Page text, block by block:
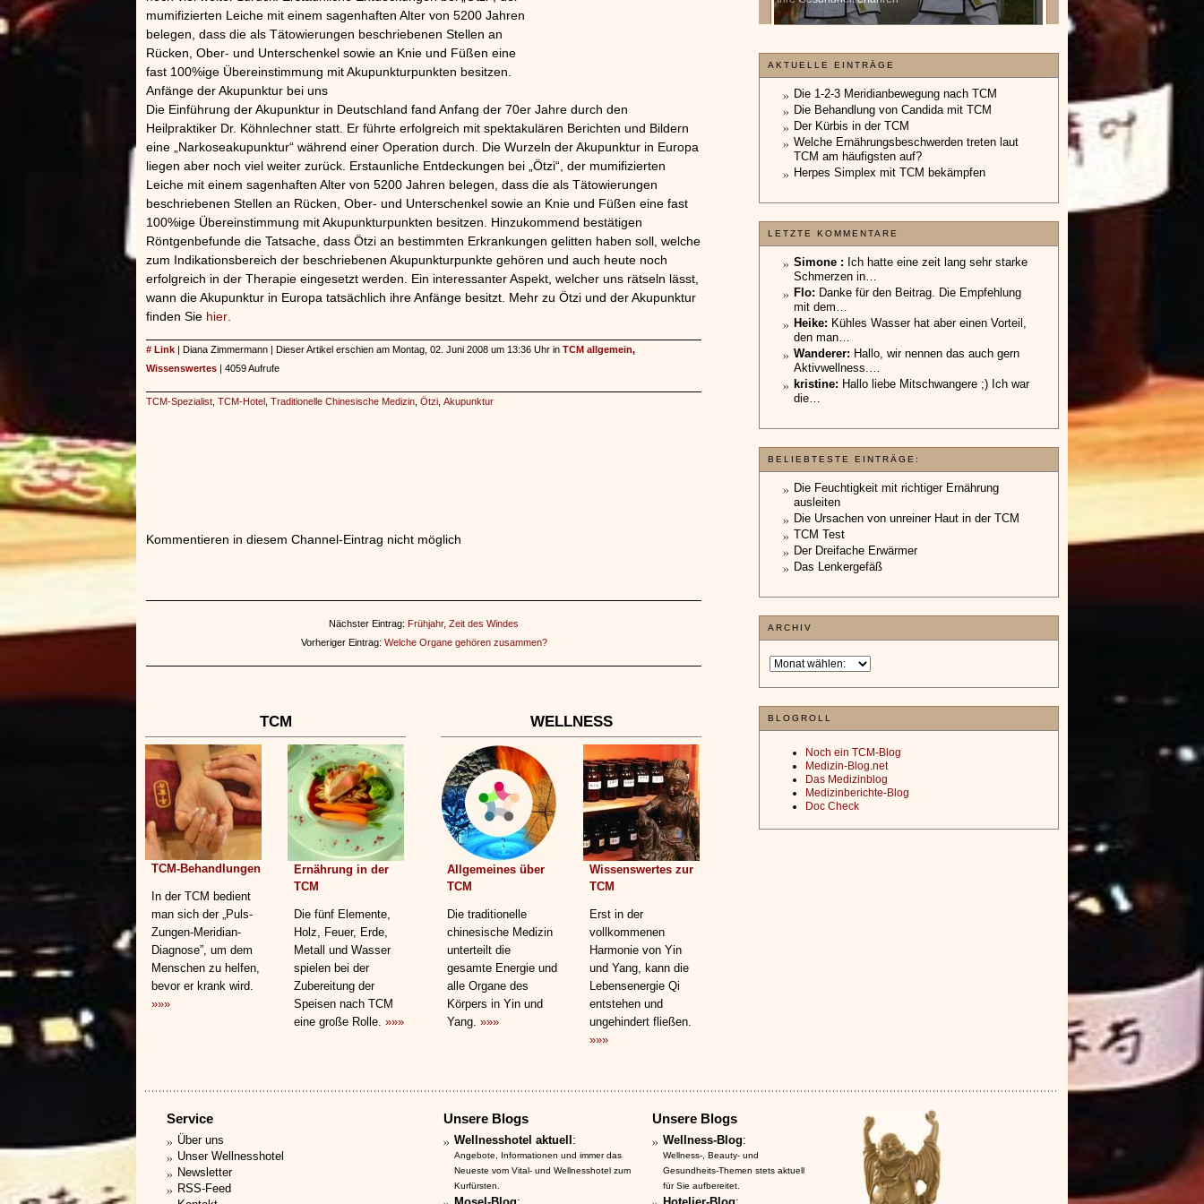
mumifizierten Leiche mit einem sagenhaften Alter von 5200 Jahren
belegen, dass die als Tätowierungen beschriebenen Stellen an
Rücken, Ober- und Unterschenkel sowie an Knie und Füßen eine
fast 100%ige Übereinstimmung mit Akupunkturpunkten besitzen.
Anfänge der Akupunktur bei uns
Die Einführung der Akupunktur in Deutschland fand Anfang der 70er Jahre durch den
Heilpraktiker Dr. Köhnlechner statt. Er führte erfolgreich mit spektakulären Berichten und Bildern
eine „Narkoseakupunktur“ während einer Operation durch. Die Wurzeln der Akupunktur in Europa
liegen aber noch viel weiter zurück. Erstaunliche Entdeckungen bei „Ötzi“, der mumifizierten
Leiche mit einem sagenhaften Alter von 5200 Jahren belegen, dass die als Tätowierungen
beschriebenen Stellen an Rücken, Ober- und Unterschenkel sowie an Knie und Füßen eine fast
100%ige Übereinstimmung mit Akupunkturpunkten besitzen. Hinzukommend bestätigen
Röntgenbefunde die Tatsache, dass Ötzi an bestimmten Erkrankungen gelitten haben soll, welche
zum Indikationsbereich der beschriebenen Akupunkturpunkte gehören und auch heute noch
erfolgreich in der Therapie eingesetzt werden. Ein interessanter Aspekt, welcher uns rätseln lässt,
wann die Akupunktur in Europa tatsächlich ihre Anfänge besitzt. Mehr zu Ötzi und der Akupunktur
finden Sie hier
# Link | Diana Zimmermann | Dieser Artikel erschien am Montag, 02. Juni 2008 um 13:36 Uhr in TCM allgemein,
Wissenswertes | 4059 Aufrufe
TCM-Spezialist TCM-Hotel Traditionelle Chinesische Medizin Ötzi Akupunktur
Kommentieren in diesem Channel-Eintrag nicht möglich
Nächster Eintrag: Frühjahr, Zeit des Windes
Vorheriger Eintrag: Welche Organe gehören zusammen?
TCM
TCM-Behandlungen
In der TCM bedient
man sich der „Puls-
Zungen-Meridian-
Diagnose”, um dem
Menschen zu helfen,
bevor er krank wird.
»»»
Ernährung in der
TCM
Die fünf Elemente,
Holz, Feuer, Erde,
Metall und Wasser
spielen bei der
Zubereitung der
Speisen nach TCM
eine große Rolle. »»»
WELLNESS
Allgemeines über
TCM
Die traditionelle
chinesische Medizin
unterteilt die
gesamte Energie und
alle Organe des
Körpers in Yin und
Yang. »»»
Wissenswertes zur
TCM
Erst in der
vollkommenen
Harmonie von Yin
und Yang, kann die
Lebensenergie Qi
entstehen und
ungehindert fließen.
»»»
unterliegt.
»»»
Geschenkgutschein.
»»»
AKTUELLE EINTRÄGE
Die 1-2-3 Meridianbewegung nach TCM
Die Behandlung von Candida mit TCM
Der Kürbis in der TCM
Welche Ernährungsbeschwerden treten laut
TCM am häufigsten auf?
Herpes Simplex mit TCM bekämpfen
LETZTE KOMMENTARE
Simone : Ich hatte eine zeit lang sehr starke
Schmerzen in…
Flo: Danke für den Beitrag. Die Empfehlung
mit dem…
Heike: Kühles Wasser hat aber einen Vorteil,
den man…
Wanderer: Hallo, wir nennen das auch gern
Aktivwellness.…
kristine: Hallo liebe Mitschwangere ;) Ich war
die…
BELIEBTESTE EINTRÄGE:
Die Feuchtigkeit mit richtiger Ernährung
ausleiten
Die Ursachen von unreiner Haut in der TCM
TCM Test
Der Dreifache Erwärmer
Das Lenkergefäß
ARCHIV
BLOGROLL
Noch ein TCM-Blog
Medizin-Blog.net
Das Medizinblog
Medizinberichte-Blog
Doc Check
Service
Über uns
Unser Wellnesshotel
Newsletter
RSS-Feed
Unsere Blogs
Wellnesshotel aktuell :
Angebote, Informationen und immer das
Neueste vom Vital- und Wellnesshotel zum
Kurfürsten.
Unsere Blogs
Wellness-Blog:
Wellness-, Beauty- und
Gesundheits-Themen stets aktuell
für Sie aufbereitet.